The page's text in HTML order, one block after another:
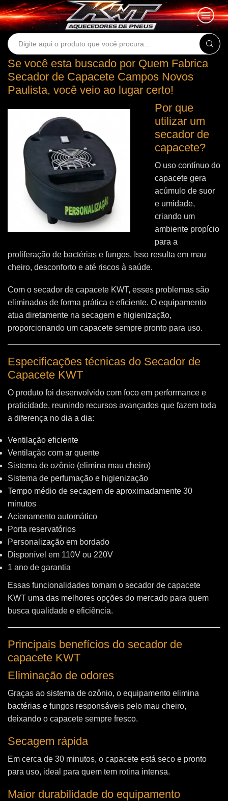
Search
Se você esta buscado por Quem Fabrica
Secador de Capacete Campos Novos
Paulista, você veio ao lugar certo!
Por que
utilizar um
secador de
capacete?
O uso contínuo do
capacete gera
acúmulo de suor
e umidade,
criando um
ambiente propício
para a
proliferação de bactérias e fungos. Isso resulta em mau
cheiro, desconforto e até riscos à saúde.
Com o secador de capacete KWT, esses problemas são
eliminados de forma prática e eficiente. O equipamento
atua diretamente na secagem e higienização,
proporcionando um capacete sempre pronto para uso.
Especificações técnicas do Secador de
Capacete KWT
O produto foi desenvolvido com foco em performance e
praticidade, reunindo recursos avançados que fazem toda
a diferença no dia a dia:
Ventilação eficiente
Ventilação com ar quente
Sistema de ozônio (elimina mau cheiro)
Sistema de perfumação e higienização
Tempo médio de secagem de aproximadamente 30
minutos
Acionamento automático
Porta reservatórios
Personalização em bordado
Disponível em 110V ou 220V
1 ano de garantia
Essas funcionalidades tornam o secador de capacete
KWT uma das melhores opções do mercado para quem
busca qualidade e eficiência.
Principais benefícios do secador de
capacete KWT
Eliminação de odores
Graças ao sistema de ozônio, o equipamento elimina
bactérias e fungos responsáveis pelo mau cheiro,
deixando o capacete sempre fresco.
Secagem rápida
Em cerca de 30 minutos, o capacete está seco e pronto
para uso, ideal para quem tem rotina intensa.
Maior durabilidade do equipamento